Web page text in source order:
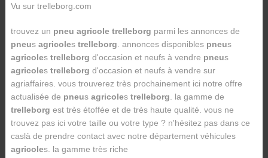
Vu sur trelleborg.com
trouvez un pneu agricole trelleborg parmi les annonces de
pneus agricoles trelleborg . annonces disponibles pneus
agricoles trelleborg d'occasion et neufs à vendre pneus
agricoles trelleborg d'occasion et neufs à vendre sur
agriaffaires. vous trouverez très prochainement ici notre offre
actualisée de pneus agricoles trelleborg . la gamme de
trelleborg est très étoffée et de très haute qualité. vous ne
trouvez pas ici votre taille ou votre type ? n'hésitez pas dans ce
caslà de prendre contact avec notre département véhicules
agricoles. la gamme très riche